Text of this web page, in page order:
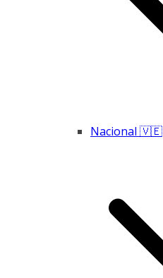
Nacional 🇻🇪